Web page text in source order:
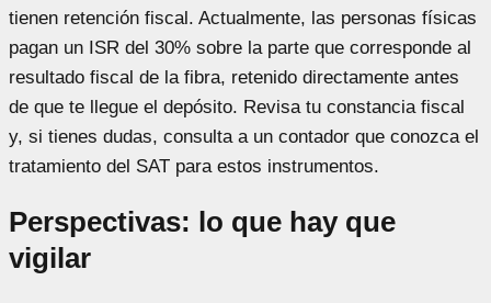
tienen retención fiscal. Actualmente, las personas físicas
pagan un ISR del 30% sobre la parte que corresponde al
resultado fiscal de la fibra, retenido directamente antes
de que te llegue el depósito. Revisa tu constancia fiscal
y, si tienes dudas, consulta a un contador que conozca el
tratamiento del SAT para estos instrumentos.
Perspectivas: lo que hay que
vigilar